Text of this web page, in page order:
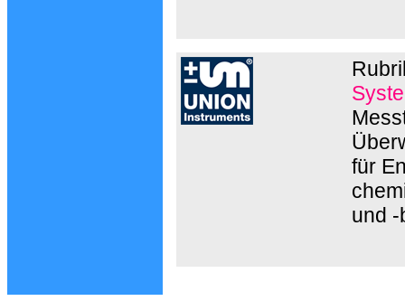
für
und